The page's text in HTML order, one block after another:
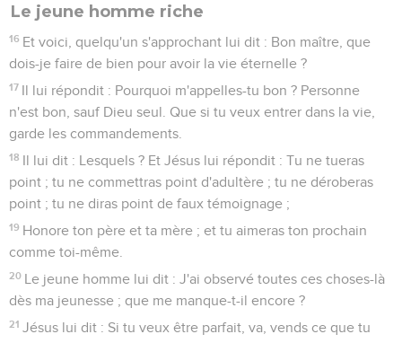
Le jeune homme riche
16 Et voici, quelqu'un s'approchant lui dit : Bon maître, que
dois-je faire de bien pour avoir la vie éternelle ?
17 Il lui répondit : Pourquoi m'appelles-tu bon ? Personne
n'est bon, sauf Dieu seul. Que si tu veux entrer dans la vie,
garde les commandements.
18 Il lui dit : Lesquels ? Et Jésus lui répondit : Tu ne tueras
point ; tu ne commettras point d'adultère ; tu ne déroberas
point ; tu ne diras point de faux témoignage ;
19 Honore ton père et ta mère ; et tu aimeras ton prochain
comme toi-même.
20 Le jeune homme lui dit : J'ai observé toutes ces choses-là
dès ma jeunesse ; que me manque-t-il encore ?
21 Jésus lui dit : Si tu veux être parfait, va, vends ce que tu